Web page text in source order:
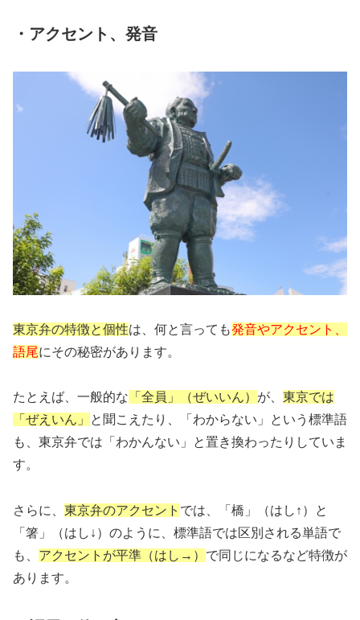
・アクセント、発音
東京弁の特徴と個性は、何と言っても発音やアクセント、
語尾にその秘密があります。
たとえば、一般的な 「全員」（ぜいいん） が、 東京では
「ぜえいん」
と聞こえたり、「わからない」という標準語
も、東京弁では「わかんない」と置き換わったりしていま
す。
さらに、 東京弁のアクセント では、「橋」（はし↑）と
「箸」（はし↓）のように、標準語では区別される単語で
も、 アクセントが平準（はし→） で同じになるなど特徴が
あります。